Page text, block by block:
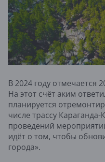
В 2024 году отмечается
На этот счёт аким
планируется
числе трассу
проведений
идёт о том, чтобы
города».